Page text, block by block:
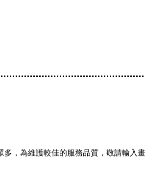
，為維護較佳的服務品質，敬請輸入